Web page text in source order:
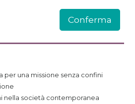
per una missione senza confini
nella società contemporanea